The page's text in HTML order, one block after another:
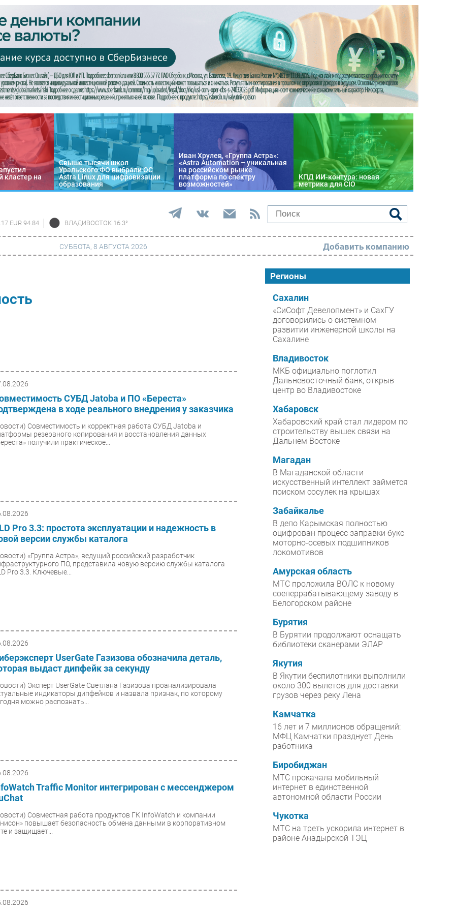
кластер на
Свыше тысячи школ
Уральского ФО выбрали ОС
Astra Linux для цифровизации
образования
Иван Хрулев, «Группа Астра»:
«Astra Automation – уникальная
на российском рынке
платформа по спектру
возможностей»
КПД ИИ-контура: новая
метрика для CIO
EUR 94.84 ВЛАДИВОСТОК 16.3°
Здоровье
РАЗДЕЛЫ
Новости
Аналитика
Интервью
Проекты
IT класс
Каталог компаний
СУББОТА, 8 АВГУСТА 2026 Добавить компанию
СУБД Jatoba и ПО «Береста»
в ходе реального внедрения у заказчика
Совместимость и корректная работа СУБД Jatoba и
резервного копирования и восстановления данных
получили практическое...
Pro 3.3: простота эксплуатации и надежность в
версии службы каталога
«Группа Астра», ведущий российский разработчик
ПО, представила новую версию службы каталога
Pro 3.3. Ключевые...
UserGate Газизова обозначила деталь,
выдаст дипфейк за секунду
Эксперт UserGate Светлана Газизова проанализировала
индикаторы дипфейков и назвала признак, по которому
можно распознать...
Traffic Monitor интегрирован с мессенджером
Совместная работа продуктов ГК InfoWatch и компании
повышает безопасность обмена данными в корпоративном
и защищает...
Регионы
Сахалин
«СиСофт Девелопмент» и СахГУ
договорились о системном
развитии инженерной школы на
Сахалине
Владивосток
МКБ официально поглотил
Дальневосточный банк, открыв
центр во Владивостоке
Хабаровск
Хабаровский край стал лидером по
строительству вышек связи на
Дальнем Востоке
Магадан
В Магаданской области
искусственный интеллект займется
поиском сосулек на крышах
Забайкалье
В депо Карымская полностью
оцифрован процесс заправки букс
моторно-осевых подшипников
локомотивов
Амурская область
МТС проложила ВОЛС к новому
соеперрабатывающему заводу в
Белогорском районе
Бурятия
В Бурятии продолжают оснащать
библиотеки сканерами ЭЛАР
Якутия
В Якутии беспилотники выполнили
около 300 вылетов для доставки
грузов через реку Лена
Камчатка
16 лет и 7 миллионов обращений:
МФЦ Камчатки празднует День
работника
Биробиджан
МТС прокачала мобильный
интернет в единственной
автономной области России
Чукотка
МТС на треть ускорила интернет в
районе Анадырской ТЭЦ